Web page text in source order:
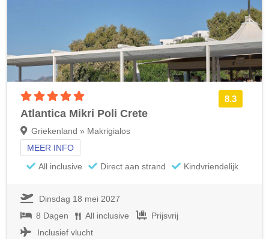
8.3
Atlantica Mikri Poli Crete
Griekenland » Makrigialos
MEER INFO
All inclusive
Direct aan strand Kindvriendelijk
Dinsdag 18 mei 2027
8 Dagen
All inclusive
Prijsvrij
Inclusief vlucht